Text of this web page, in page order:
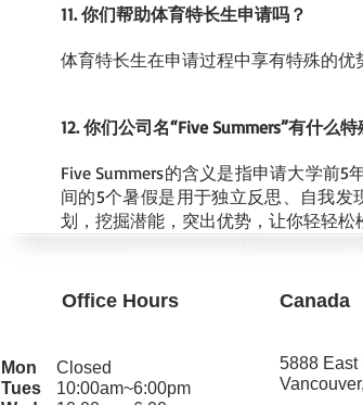
11. 你们帮助体育特长生申请吗？
体育特长生在申请过程中享有特殊的优
12. 你们公司名“Five Summers”有什么
Five Summers的含义是指申请大学前
间的5个暑假是用于独立反思、自我
划，挖掘潜能，突出优势，让你轻轻松
Office Hours
Mon
Tues
Closed
10:00am~6:00pm
Canada
5888 East